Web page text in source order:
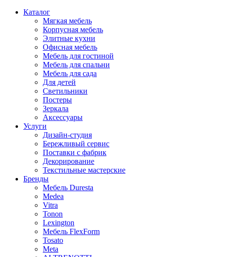
Каталог
Мягкая мебель
Корпусная мебель
Элитные кухни
Офисная мебель
Мебель для гостиной
Мебель для спальни
Мебель для сада
Для детей
Светильники
Постеры
Зеркала
Аксессуары
Услуги
Дизайн-студия
Бережливый сервис
Поставки с фабрик
Декорирование
Текстильные мастерские
Бренды
Мебель Duresta
Medea
Vitra
Tonon
Lexington
Мебель FlexForm
Tosato
Meta